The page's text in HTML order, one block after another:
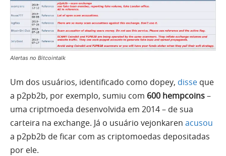
Alertas no Bitcointalk
Um dos usuários, identificado como dopey, disse que
a p2pb2b, por exemplo, sumiu com 600 hempcoins–
uma criptmoeda desenvolvida em 2014 – de sua
carteira na exchange. Já o usuário vejonkaren acusou
a p2pb2b de ficar com as criptomoedas depositadas
por ele.